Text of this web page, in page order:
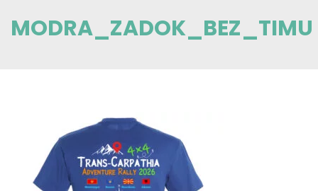
MODRA_ZADOK_BEZ_TIMU